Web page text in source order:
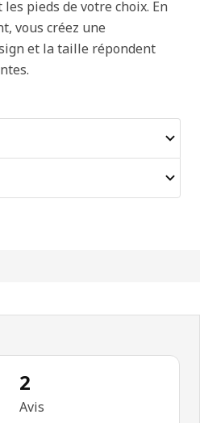
pieds de votre choix. En
vous créez une
et la taille répondent
5 étoiles Nombre total d'avis: 2
2
Avis